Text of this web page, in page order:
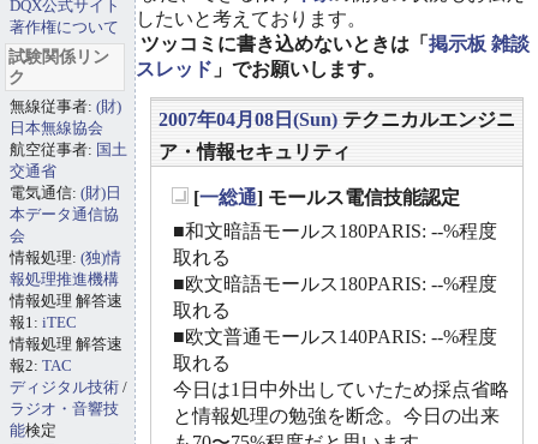
したいと考えております。
ツッコミに書き込めないときは「 掲示板 雑談
スレッド 」でお願いします。
2007年04月08日(Sun) テクニカルエンジニ
ア・情報セキュリティ
[一総通] モールス電信技能認定
■和文暗語モールス180PARIS: --%程度
取れる
■欧文暗語モールス180PARIS: --%程度
取れる
■欧文普通モールス140PARIS: --%程度
取れる
今日は1日中外出していたため採点省略
と情報処理の勉強を断念。今日の出来
DQX公式サイト
著作権について
試験関係リン
ク
無線従事者: (財)
日本無線協会
航空従事者: 国土
交通省
電気通信: (財)日
本データ通信協
会
情報処理: (独)情
報処理推進機構
情報処理 解答速
報1: iTEC
情報処理 解答速
報2: TAC
ディジタル技術 /
ラジオ・音響技
能検定